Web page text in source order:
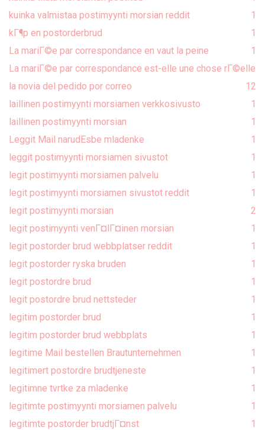
kuinka valmistaa postimyynti morsian reddit
1
kГ¶p en postorderbrud
1
La mariГ©e par correspondance en vaut la peine
1
La mariГ©e par correspondance est-elle une chose rГ©elle
2
la novia del pedido por correo
1
laillinen postimyynti morsiamen verkkosivusto
1
laillinen postimyynti morsian
1
Leggit Mail narudЕѕbe mladenke
1
leggit postimyynti morsiamen sivustot
1
legit postimyynti morsiamen palvelu
1
legit postimyynti morsiamen sivustot reddit
1
legit postimyynti morsian
2
legit postimyynti venГ¤lГ¤inen morsian
1
legit postorder brud webbplatser reddit
1
legit postorder ryska bruden
1
legit postordre brud
1
legit postordre brud nettsteder
1
legitim postorder brud
1
legitim postorder brud webbplats
1
legitime Mail bestellen Brautunternehmen
1
legitimert postordre brudtjeneste
1
legitimne tvrtke za mladenke
1
legitimte postimyynti morsiamen palvelu
1
legitimte postorder brudtjГ¤nst
1